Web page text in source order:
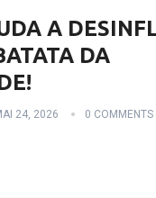
A
DA
24, 2026 0 COMMENTS